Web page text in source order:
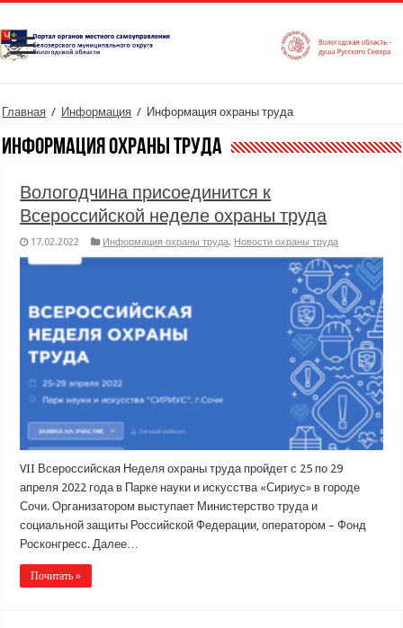
Главная / Информация / Информация охраны труда
Информация охраны труда
Вологодчина присоединится к
Всероссийской неделе охраны труда
17.02.2022 Информация охраны труда, Новости охраны труда
VII Всероссийская Неделя охраны труда пройдет с 25 по 29
апреля 2022 года в Парке науки и искусства «Сириус» в городе
Сочи. Организатором выступает Министерство труда и
социальной защиты Российской Федерации, оператором – Фонд
Росконгресс. Далее…
Почитать »